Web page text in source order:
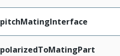
pitchMatingInterface
polarizedToMatingPart